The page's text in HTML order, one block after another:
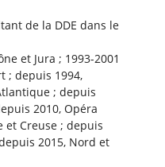
de la DDE dans le
et Jura ; 1993-2001
; depuis 1994,
; depuis
2010, Opéra
et Creuse ; depuis
2015, Nord et